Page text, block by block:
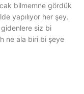
bilmemne gördük
yapılıyor her şey.
siz bi
ne ala biri bi şeye